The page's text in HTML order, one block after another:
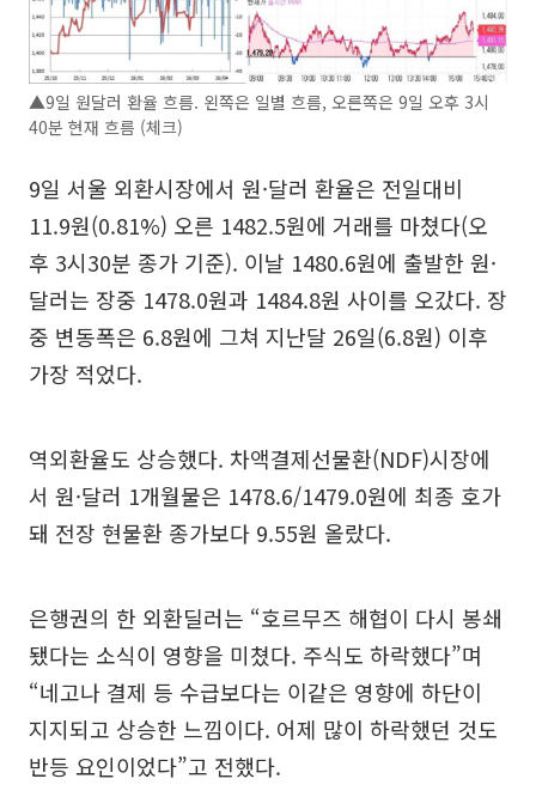
▲9일 원달러 환율 흐름. 왼쪽은 일별 흐름, 오른쪽은 9일 오후 3시
40분 현재 흐름 (체크)
9일 서울 외환시장에서 원·달러 환율은 전일대비
11.9원(0.81%) 오른 1482.5원에 거래를 마쳤다(오
후 3시30분 종가 기준). 이날 1480.6원에 출발한 원·
달러는 장중 1478.0원과 1484.8원 사이를 오갔다. 장
중 변동폭은 6.8원에 그쳐 지난달 26일(6.8원) 이후
가장 적었다.
역외환율도 상승했다. 차액결제선물환(NDF)시장에
서 원·달러 1개월물은 1478.6/1479.0원에 최종 호가
돼 전장 현물환 종가보다 9.55원 올랐다.
은행권의 한 외환딜러는 “호르무즈 해협이 다시 봉쇄
됐다는 소식이 영향을 미쳤다. 주식도 하락했다”며
“네고나 결제 등 수급보다는 이같은 영향에 하단이
지지되고 상승한 느낌이다. 어제 많이 하락했던 것도
반등 요인이었다”고 전했다.